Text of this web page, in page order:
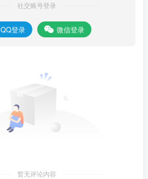
社交账号登录
QQ登录 微信登录
暂无评论内容